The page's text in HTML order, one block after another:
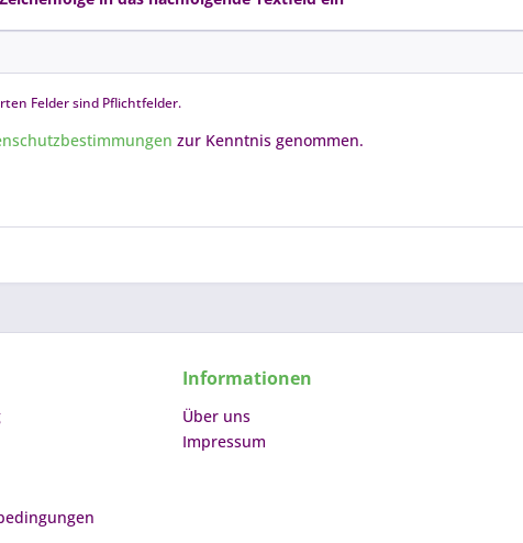
Felder sind Pflichtfelder.
zur Kenntnis genommen.
Informationen
Über uns
Impressum